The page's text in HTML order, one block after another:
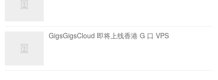
GigsGigsCloud 即将上线香港 G 口 VPS